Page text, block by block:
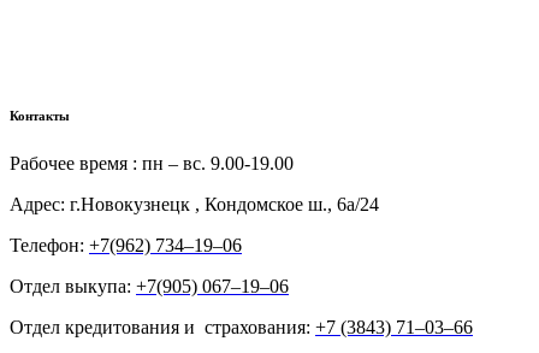
Контакты
Рабочее время : пн – вс. 9.00-19.00
Адрес: г.Новокузнецк , Кондомское ш., 6а/24
Телефон: +7(962) 734‒19‒06
Отдел выкупа: +7(905) 067‒19‒06
Отдел кредитования и страхования: +7 (3843) 71‒03‒66